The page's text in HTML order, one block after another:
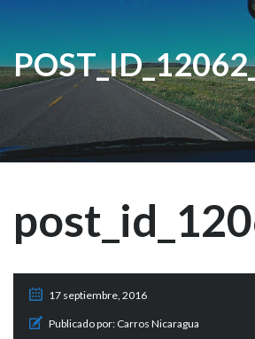
17 septiembre, 2016
Publicado por: Carros Nicaragua